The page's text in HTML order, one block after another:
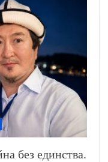
без единства.